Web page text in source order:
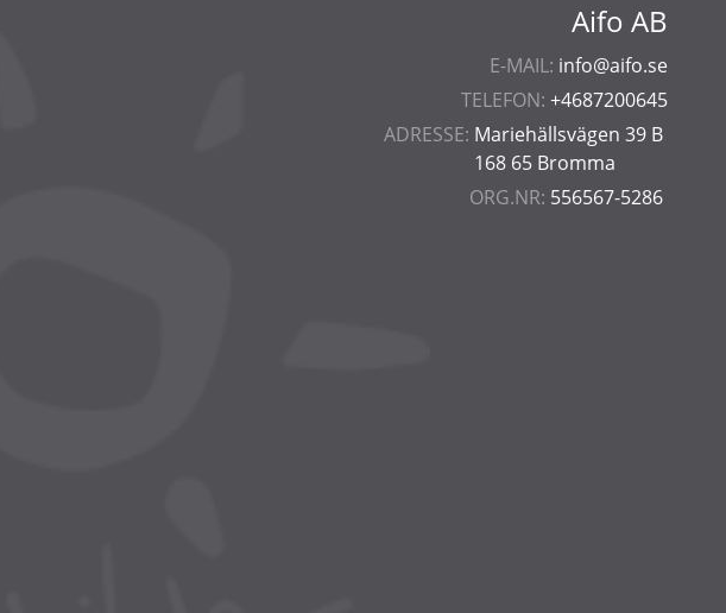
Aifo AB
E-MAIL: info@aifo.se
TELEFON: +4687200645
ADRESSE: Mariehällsvägen 39 B
168 65 Bromma
ORG.NR: 556567-5286